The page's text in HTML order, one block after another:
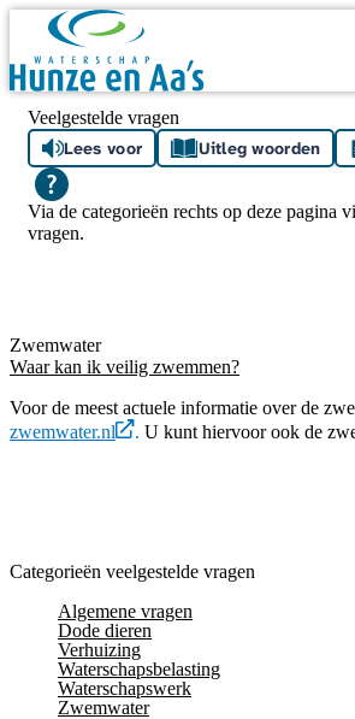
Skip navigation
Veelgestelde vragen
Lees voor Uitleg woorden
Via de categorieën rechts op deze pagina
vragen.
Zwemwater
Waar kan ik veilig zwemmen?
Voor de meest actuele informatie over de
zwemwater.nl
. U kunt hiervoor ook de
Categorieën veelgestelde vragen
Algemene vragen
Dode dieren
Verhuizing
Waterschapsbelasting
Waterschapswerk
Zwemwater